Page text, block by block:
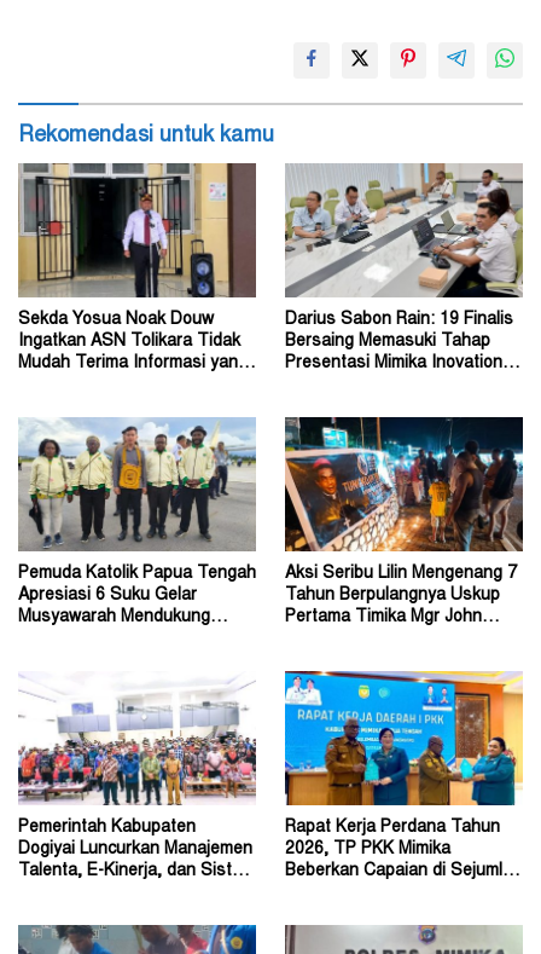
Rekomendasi untuk kamu
Sekda Yosua Noak Douw
Ingatkan ASN Tolikara Tidak
Mudah Terima Informasi yang
Darius Sabon Rain: 19 Finalis
Bersaing Memasuki Tahap
Presentasi Mimika Inovation
Pemuda Katolik Papua Tengah
Apresiasi 6 Suku Gelar
Musyawarah Mendukung
Aksi Seribu Lilin Mengenang 7
Tahun Berpulangnya Uskup
Pertama Timika Mgr John
Pemerintah Kabupaten
Dogiyai Luncurkan Manajemen
Talenta, E-Kinerja, dan Sistem
Rapat Kerja Perdana Tahun
2026, TP PKK Mimika
Beberkan Capaian di Sejumlah